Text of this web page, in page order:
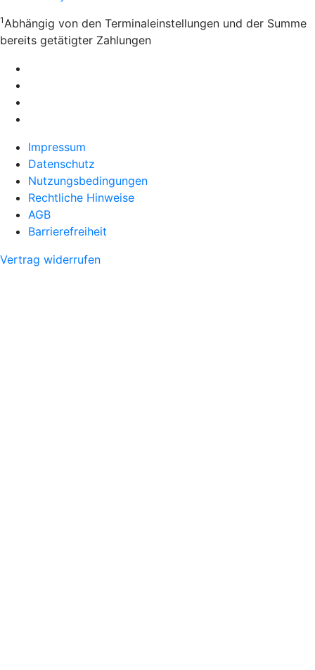
1Abhängig von den Terminaleinstellungen und der Summe
bereits getätigter Zahlungen
Impressum
Datenschutz
Nutzungsbedingungen
Rechtliche Hinweise
AGB
Barrierefreiheit
Vertrag widerrufen